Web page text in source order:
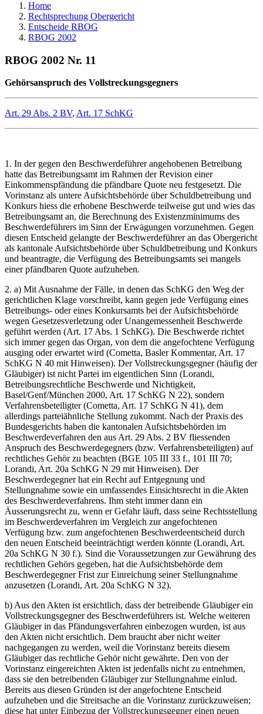
Home
Rechtsprechung Obergericht
Entscheide RBOG
RBOG 2002
RBOG 2002 Nr. 11
Gehörsanspruch des Vollstreckungsgegners
Art. 29 Abs. 2 BV, Art. 17 SchKG
1. In der gegen den Beschwerdeführer angehobenen Betreibung
hatte das Betreibungsamt im Rahmen der Revision einer
Einkommenspfändung die pfändbare Quote neu festgesetzt. Die
Vorinstanz als untere Aufsichtsbehörde über Schuldbetreibung und
Konkurs hiess die erhobene Beschwerde teilweise gut und wies das
Betreibungsamt an, die Berechnung des Existenzminimums des
Beschwerdeführers im Sinn der Erwägungen vorzunehmen. Gegen
diesen Entscheid gelangte der Beschwerdeführer an das Obergericht
als kantonale Aufsichtsbehörde über Schuldbetreibung und Konkurs
und beantragte, die Verfügung des Betreibungsamts sei mangels
einer pfändbaren Quote aufzuheben.
2. a) Mit Ausnahme der Fälle, in denen das SchKG den Weg der
gerichtlichen Klage vorschreibt, kann gegen jede Verfügung eines
Betreibungs- oder eines Konkursamts bei der Aufsichtsbehörde
wegen Gesetzesverletzung oder Unangemessenheit Beschwerde
geführt werden (Art. 17 Abs. 1 SchKG). Die Beschwerde richtet
sich immer gegen das Organ, von dem die angefochtene Verfügung
ausging oder erwartet wird (Cometta, Basler Kommentar, Art. 17
SchKG N 40 mit Hinweisen). Der Vollstreckungsgegner (häufig der
Gläubiger) ist nicht Partei im eigentlichen Sinn (Lorandi,
Betreibungsrechtliche Beschwerde und Nichtigkeit,
Basel/Genf/München 2000, Art. 17 SchKG N 22), sondern
Verfahrensbeteiligter (Cometta, Art. 17 SchKG N 41), dem
allerdings parteiähnliche Stellung zukommt. Nach der Praxis des
Bundesgerichts haben die kantonalen Aufsichtsbehörden im
Beschwerdeverfahren den aus Art. 29 Abs. 2 BV fliessenden
Anspruch des Beschwerdegegners (bzw. Verfahrensbeteiligten) auf
rechtliches Gehör zu beachten (BGE 105 III 33 f., 101 III 70;
Lorandi, Art. 20a SchKG N 29 mit Hinweisen). Der
Beschwerdegegner hat ein Recht auf Entgegnung und
Stellungnahme sowie ein umfassendes Einsichtsrecht in die Akten
des Beschwerdeverfahrens. Ihm steht immer dann ein
Äusserungsrecht zu, wenn er Gefahr läuft, dass seine Rechtsstellung
im Beschwerdeverfahren im Vergleich zur angefochtenen
Verfügung bzw. zum angefochtenen Beschwerdeentscheid durch
den neuen Entscheid beeinträchtigt werden könnte (Lorandi, Art.
20a SchKG N 30 f.). Sind die Voraussetzungen zur Gewährung des
rechtlichen Gehörs gegeben, hat die Aufsichtsbehörde dem
Beschwerdegegner Frist zur Einreichung seiner Stellungnahme
anzusetzen (Lorandi, Art. 20a SchKG N 32).
b) Aus den Akten ist ersichtlich, dass der betreibende Gläubiger ein
Vollstreckungsgegner des Beschwerdeführers ist. Welche weiteren
Gläubiger in das Pfändungsverfahren einbezogen wurden, ist aus
den Akten nicht ersichtlich. Dem braucht aber nicht weiter
nachgegangen zu werden, weil die Vorinstanz bereits diesem
Gläubiger das rechtliche Gehör nicht gewährte. Den von der
Vorinstanz eingereichten Akten ist jedenfalls nicht zu entnehmen,
dass sie den betreibenden Gläubiger zur Stellungnahme einlud.
Bereits aus diesen Gründen ist der angefochtene Entscheid
aufzuheben und die Streitsache an die Vorinstanz zurückzuweisen;
diese hat unter Einbezug der Vollstreckungsgegner einen neuen